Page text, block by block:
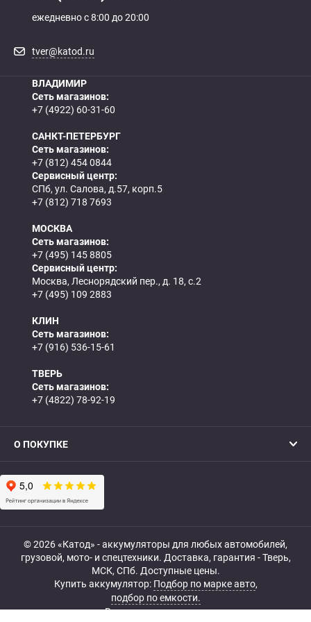
ежедневно с 8:00 до 20:00
tver@katod.ru
ВЛАДИМИР
Сеть магазинов:
+7 (4922) 60-31-60
САНКТ-ПЕТЕРБУРГ
Сеть магазинов:
+7 (812) 454 0844
Сервисный центр:
СПб, ул. Салова, д.57, корп.5
+7 (812) 718 7693
МОСКВА
Сеть магазинов:
+7 (495) 145 8805
Сервисный центр:
Москва, Леснорядский пер., д. 18, с.2
+7 (495) 109 2883
КЛИН
Сеть магазинов:
+7 (916) 536-15-61
ТВЕРЬ
Сеть магазинов:
+7 (4822) 78-92-19
О ПОКУПКЕ
© 2026 «Катод» - аккумуляторы для любых автомобилей,
грузовой, мото- и спецтехники. Доставка, гарантия - Тверь,
МСК, СПб. Доступные цены.
Купить аккумулятор: Подбор по марке авто,
подбор по емкости.
Все права защищены.